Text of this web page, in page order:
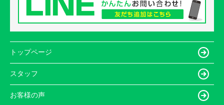
トップページ
スタッフ
お客様の声